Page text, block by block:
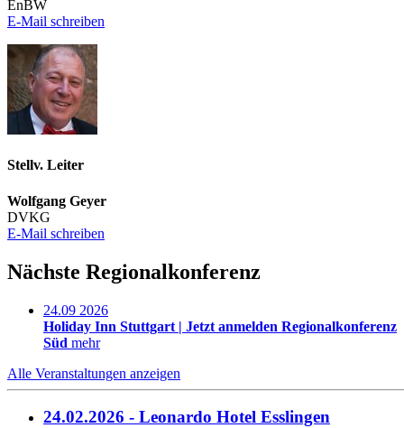
EnBW
E-Mail schreiben
Stellv. Leiter
Wolfgang Geyer
DVKG
E-Mail schreiben
Nächste Regionalkonferenz
24.09 2026
Holiday Inn Stuttgart | Jetzt anmelden Regionalkonferenz
Süd mehr
Alle Veranstaltungen anzeigen
24.02.2026 - Leonardo Hotel Esslingen